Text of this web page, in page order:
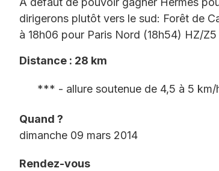
dirigerons plutôt vers le sud: Forêt de
à 18h06 pour Paris Nord (18h54) HZ/Z5
Distance : 28 km
*** - allure soutenue de 4,5 à 5 km/
Quand ?
dimanche 09 mars 2014
Rendez-vous